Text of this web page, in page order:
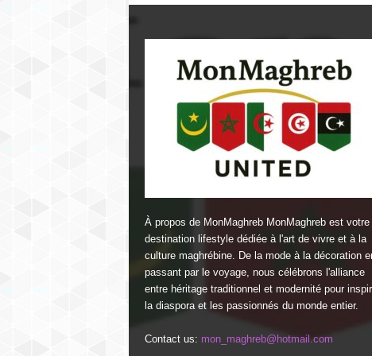
À propos de MonMaghreb MonMaghreb est votre
destination lifestyle dédiée à l'art de vivre et à la
culture maghrébine. De la mode à la décoration
passant par le voyage, nous célébrons l'alliance
entre héritage traditionnel et modernité pour
la diaspora et les passionnés du monde entier.
Contact us: mon_maghreb@hotmail.com